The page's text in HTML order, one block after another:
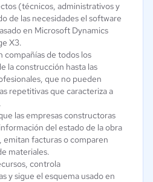
(técnicos, administrativos y
de las necesidades el software
en Microsoft Dynamics
X3.
compañías de todos los
la construcción hasta las
que no pueden
repetitivas que caracteriza a
las empresas constructoras
del estado de la obra
emitan facturas o comparen
materiales.
controla
y sigue el esquema usado en